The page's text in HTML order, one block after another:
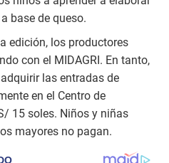
base de queso.
edición, los productores
con el MIDAGRI. En tanto,
las entradas de
en el Centro de
15 soles. Niños y niñas
mayores no pagan.